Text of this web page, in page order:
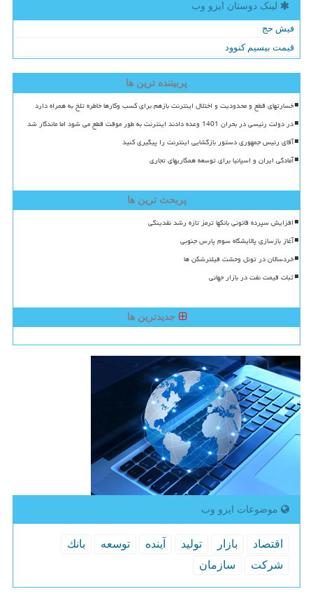
لینک دوستان ایزو وب
فیش حج
قیمت بیسیم کنوود
پربیننده ترین ها
خسارتهای قطع و محدودیت و اختلال اینترنت بازهم برای کسب وکارها خاطره تلخ به همراه دارد
در دولت رئیسی در بحران 1401 وعده دادند اینترنت به طور موقت قطع می شود اما ماندگار شد
آقای رئیس جمهوری دستور بازگشایی اینترنت را پیگیری کنید
آمادگی ایران و اسپانیا برای توسعه همکاریهای تجاری
پربحث ترین ها
افزایش سپرده قانونی بانکها ترمز تازه رشد نقدینگی
آغاز بازسازی پالایشگاه سوم پارس جنوبی
خردسالان در تونل وحشت فیلترشکن ها
ثبات قیمت نفت در بازار جهانی
جدیدترین ها
موضوعات ایزو وب
اقتصاد بازار تولید آینده توسعه
بانك
شركت
سازمان